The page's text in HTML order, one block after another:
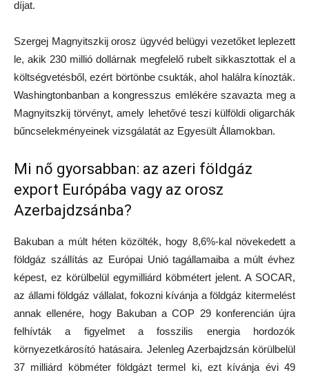
díjat.
Szergej Magnyitszkij orosz ügyvéd belügyi vezetőket leplezett
le, akik 230 millió dollárnak megfelelő rubelt sikkasztottak el a
költségvetésből, ezért börtönbe csukták, ahol halálra kínozták.
Washingtonbanban a kongresszus emlékére szavazta meg a
Magnyitszkij törvényt, amely lehetővé teszi külföldi oligarchák
bűncselekményeinek vizsgálatát az Egyesült Államokban.
Mi nő gyorsabban: az azeri földgáz
export Európába vagy az orosz
Azerbajdzsánba?
Bakuban a múlt héten közölték, hogy 8,6%-kal növekedett a
földgáz szállítás az Európai Unió tagállamaiba a múlt évhez
képest, ez körülbelül egymilliárd köbmétert jelent. A SOCAR,
az állami földgáz vállalat, fokozni kívánja a földgáz kitermelést
annak ellenére, hogy Bakuban a COP 29 konferencián újra
felhívták a figyelmet a fosszilis energia hordozók
környezetkárosító hatásaira. Jelenleg Azerbajdzsán körülbelül
37 milliárd köbméter földgázt termel ki, ezt kívánja évi 49